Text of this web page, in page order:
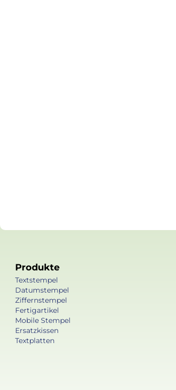
Produkte
Textstempel
Datumstempel
Ziffernstempel
Fertigartikel
Mobile Stempel
Ersatzkissen
Textplatten